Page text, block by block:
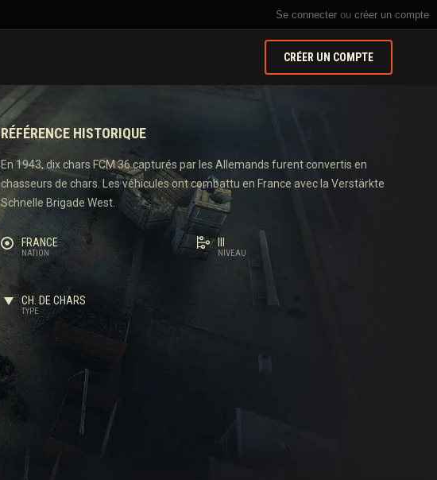
Se connecter ou créer un compte
CRÉER UN COMPTE
RÉFÉRENCE HISTORIQUE
En 1943, dix chars FCM 36 capturés par les Allemands furent convertis en
chasseurs de chars. Les véhicules ont combattu en France avec la Verstärkte
Schnelle Brigade West.
NATION
FRANCE
NIVEAU
TYPE
CH. DE CHARS